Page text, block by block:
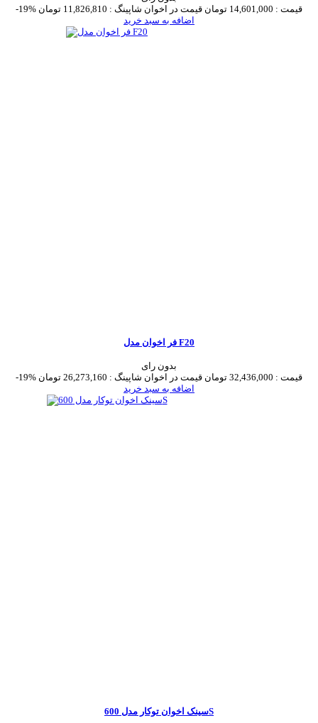
-19%
قیمت : 14,601,000 تومان قیمت در اخوان شاپینگ : 11,826,810 تومان
اضافه به سبد خرید
فر اخوان مدل F20
بدون رای
-19%
قیمت : 32,436,000 تومان قیمت در اخوان شاپینگ : 26,273,160 تومان
اضافه به سبد خرید
سینک اخوان توکار مدل 600S